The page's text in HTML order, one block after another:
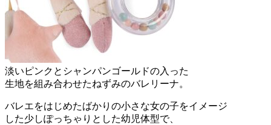
淡いピンクとシャンパンゴールドの入った
生地を組み合わせたねずみのバレリーナ。
バレエをはじめたばかりの小さな女の子をイメージ
した少しぽっちゃりとした幼児体型で、